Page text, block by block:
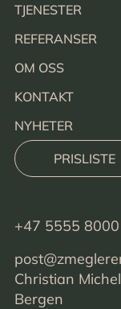
TJENESTER
REFERANSER
OM OSS
KONTAKT
NYHETER
PRISLISTE
+47 5555 8000
Christian
Bergen